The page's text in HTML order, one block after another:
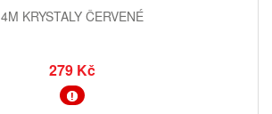
4M KRYSTALY ČERVENÉ
279 Kč